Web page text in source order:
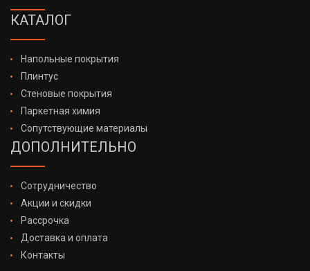
КАТАЛОГ
Напольные покрытия
Плинтус
Стеновые покрытия
Паркетная химия
Сопутствующие материалы
ДОПОЛНИТЕЛЬНО
Сотрудничество
Акции и скидки
Рассрочка
Доставка и оплата
Контакты